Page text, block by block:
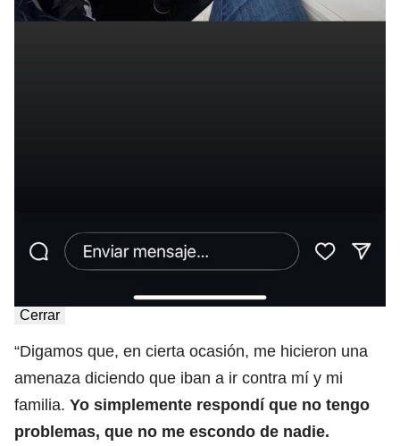
Cerrar
“Digamos que, en cierta ocasión, me hicieron una
amenaza diciendo que iban a ir contra mí y mi
familia. Yo simplemente respondí que no tengo
problemas, que no me escondo de nadie.